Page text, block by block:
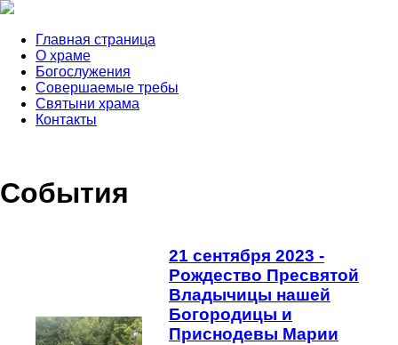
Главная страница
О храме
Богослужения
Совершаемые требы
Святыни храма
Контакты
События
21 сентября 2023 -
Рождество Пресвятой
Владычицы нашей
Богородицы и
Приснодевы Марии